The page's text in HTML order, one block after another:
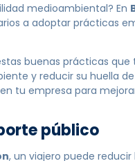
medioambiental? En
a adoptar prácticas
buenas prácticas que
y reducir su huella
tu empresa para
público
, un viajero puede reducir